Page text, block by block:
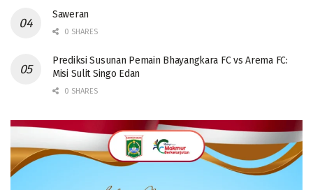
Saweran
0 SHARES
Prediksi Susunan Pemain Bhayangkara FC vs Arema FC:
Misi Sulit Singo Edan
0 SHARES